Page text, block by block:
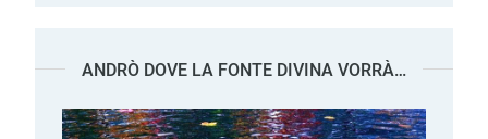
ANDRÒ DOVE LA FONTE DIVINA VORRÀ…